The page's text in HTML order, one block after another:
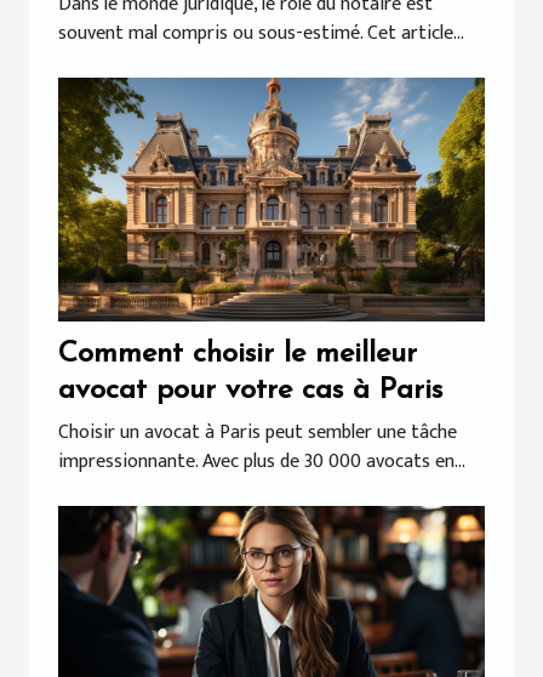
souvent mal compris ou sous-estimé. Cet article...
Comment choisir le meilleur
avocat pour votre cas à Paris
Choisir un avocat à Paris peut sembler une tâche
impressionnante. Avec plus de 30 000 avocats en...